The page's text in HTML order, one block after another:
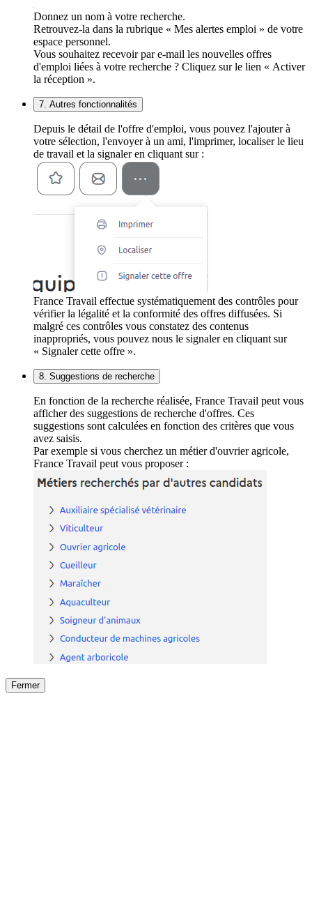
Donnez un nom à votre recherche.
Retrouvez-la dans la rubrique « Mes alertes emploi » de votre
espace personnel.
Vous souhaitez recevoir par e-mail les nouvelles offres
d'emploi liées à votre recherche ? Cliquez sur le lien « Activer
la réception ».
7. Autres fonctionnalités
Depuis le détail de l'offre d'emploi, vous pouvez l'ajouter à
votre sélection, l'envoyer à un ami, l'imprimer, localiser le lieu
de travail et la signaler en cliquant sur :
France Travail effectue systématiquement des contrôles pour
vérifier la légalité et la conformité des offres diffusées. Si
malgré ces contrôles vous constatez des contenus
inappropriés, vous pouvez nous le signaler en cliquant sur
« Signaler cette offre ».
8. Suggestions de recherche
En fonction de la recherche réalisée, France Travail peut vous
afficher des suggestions de recherche d'offres. Ces
suggestions sont calculées en fonction des critères que vous
avez saisis.
Par exemple si vous cherchez un métier d'ouvrier agricole,
France Travail peut vous proposer :
Fermer